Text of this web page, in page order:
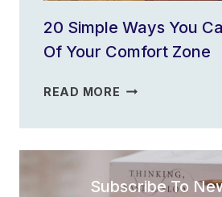
20 Simple Ways You
Of Your Comfort Zone
READ MORE 20
WAYS
YOU
CAN
STEP
Subscribe To